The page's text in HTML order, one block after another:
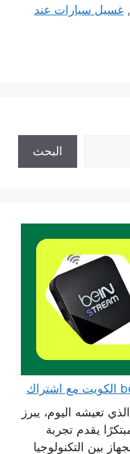
, غسيل سيارات عند
البحث
تعيشه اليوم، يبرز
يقدم تجربة
بين التكنولوجيا